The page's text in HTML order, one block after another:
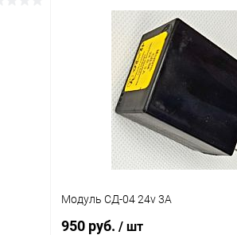
В корзину
Сравнение
В избранное В
Модуль СД-04 24v 3A
950 руб. / шт